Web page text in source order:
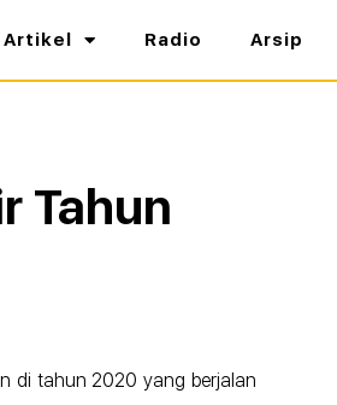
Artikel Radio Arsip
Tahun
di tahun 2020 yang berjalan